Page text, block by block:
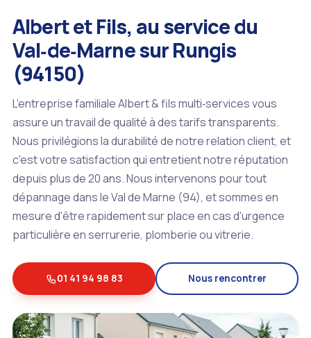
Albert et Fils, au service du
Val‑de‑Marne sur Rungis
(94150)
L'entreprise familiale Albert & fils multi‑services vous
assure un travail de qualité à des tarifs transparents.
Nous privilégions la durabilité de notre relation client, et
c'est votre satisfaction qui entretient notre réputation
depuis plus de 20 ans. Nous intervenons pour tout
dépannage dans le Val de Marne (94), et sommes en
mesure d'être rapidement sur place en cas d'urgence
particulière en serrurerie, plomberie ou vitrerie.
01 41 94 98 83 Nous rencontrer